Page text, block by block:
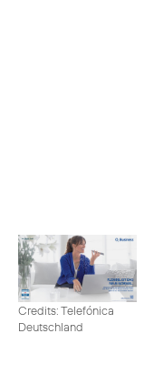
Credits: Telefónica
Deutschland